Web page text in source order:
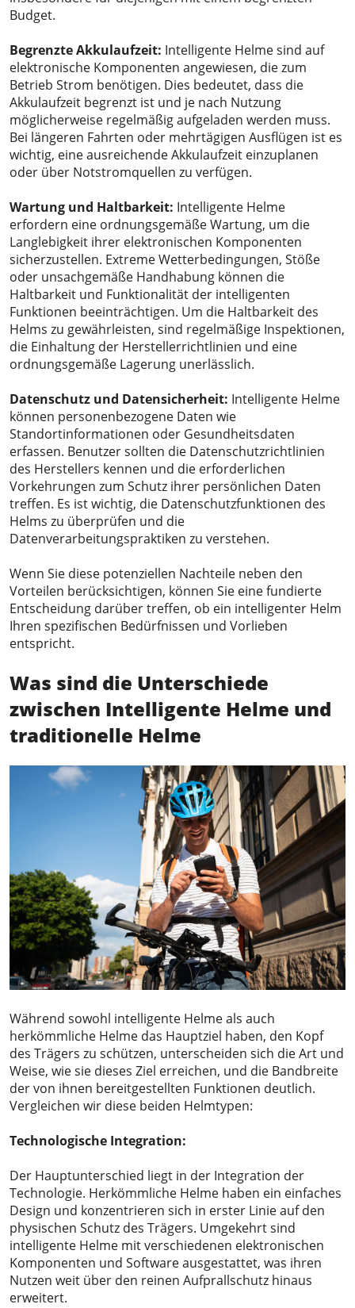
Budget.
Begrenzte Akkulaufzeit: Intelligente Helme sind auf
elektronische Komponenten angewiesen, die zum
Betrieb Strom benötigen. Dies bedeutet, dass die
Akkulaufzeit begrenzt ist und je nach Nutzung
möglicherweise regelmäßig aufgeladen werden muss.
Bei längeren Fahrten oder mehrtägigen Ausflügen ist es
wichtig, eine ausreichende Akkulaufzeit einzuplanen
oder über Notstromquellen zu verfügen.
Wartung und Haltbarkeit: Intelligente Helme
erfordern eine ordnungsgemäße Wartung, um die
Langlebigkeit ihrer elektronischen Komponenten
sicherzustellen. Extreme Wetterbedingungen, Stöße
oder unsachgemäße Handhabung können die
Haltbarkeit und Funktionalität der intelligenten
Funktionen beeinträchtigen. Um die Haltbarkeit des
Helms zu gewährleisten, sind regelmäßige Inspektionen,
die Einhaltung der Herstellerrichtlinien und eine
ordnungsgemäße Lagerung unerlässlich.
Datenschutz und Datensicherheit: Intelligente Helme
können personenbezogene Daten wie
Standortinformationen oder Gesundheitsdaten
erfassen. Benutzer sollten die Datenschutzrichtlinien
des Herstellers kennen und die erforderlichen
Vorkehrungen zum Schutz ihrer persönlichen Daten
treffen. Es ist wichtig, die Datenschutzfunktionen des
Helms zu überprüfen und die
Datenverarbeitungspraktiken zu verstehen.
Wenn Sie diese potenziellen Nachteile neben den
Vorteilen berücksichtigen, können Sie eine fundierte
Entscheidung darüber treffen, ob ein intelligenter Helm
Ihren spezifischen Bedürfnissen und Vorlieben
entspricht.
Was sind die Unterschiede
zwischen Intelligente Helme und
traditionelle Helme
Während sowohl intelligente Helme als auch
herkömmliche Helme das Hauptziel haben, den Kopf
des Trägers zu schützen, unterscheiden sich die Art und
Weise, wie sie dieses Ziel erreichen, und die Bandbreite
der von ihnen bereitgestellten Funktionen deutlich.
Vergleichen wir diese beiden Helmtypen:
Technologische Integration:
Der Hauptunterschied liegt in der Integration der
Technologie. Herkömmliche Helme haben ein einfaches
Design und konzentrieren sich in erster Linie auf den
physischen Schutz des Trägers. Umgekehrt sind
intelligente Helme mit verschiedenen elektronischen
Komponenten und Software ausgestattet, was ihren
Nutzen weit über den reinen Aufprallschutz hinaus
erweitert.